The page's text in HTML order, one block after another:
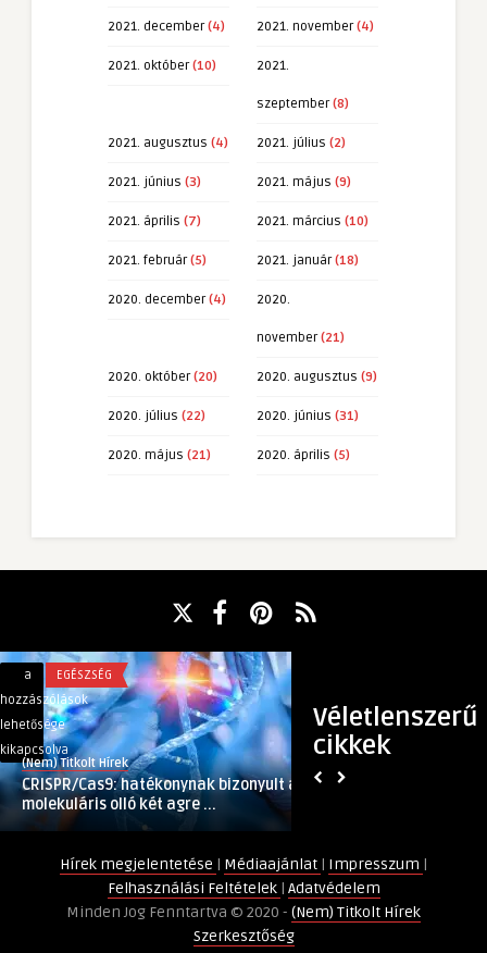
2021. december(4) 2021. november(4)
2021. október(10) 2021.
szeptember(8)
2021. augusztus (4) 2021. július (2)
2021. június (3) 2021. május (9)
2021. április (7) 2021. március (10)
2021. február(5) 2021. január(18)
2020. december(4) 2020.
november(21)
2020. október(20) 2020. augusztus (9)
2020. július (22) 2020. június (31)
2020. május (21) 2020. április (5)
Véletlenszerű
cikkek
CRISPR/Cas9:
hatékonynak
bizonyult
a
molekuláris
olló
ráktípus
bejegyzéshez
a
hozzászólások
lehetősége
kikapcsolva
EGÉSZSÉG
(Nem) Titkolt Hírek
CRISPR/Cas9: hatékonynak bizonyult a
molekuláris olló két agre ...
az
ingatlanpiacra
bejegyzéshez
lehetősége
kikapcsolva
Hírek megjelentetése | Médiaajánlat | Impresszum |
Felhasználási Feltételek | Adatvédelem
Minden Jog Fenntartva © 2020 - (Nem) Titkolt Hírek
Szerkesztőség